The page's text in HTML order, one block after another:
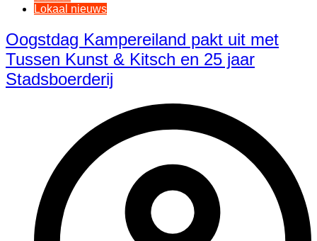
Lokaal nieuws
Oogstdag Kampereiland pakt uit met
Tussen Kunst & Kitsch en 25 jaar
Stadsboerderij